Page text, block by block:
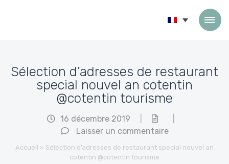
Sélection d’adresses de restaurant
special nouvel an cotentin
@cotentin tourisme
16 décembre 2019
Laisser un commentaire
Accueil » Sélection d’adresses de restaurant special nouvel an
cotentin @cotentin tourisme